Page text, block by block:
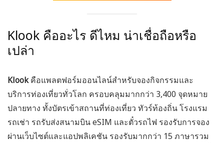
Klook คืออะไร ดีไหม น่าเชื่อถือหรือ
เปล่า
Klookคือแพลตฟอร์มออนไลน์สำหรับจองกิจกรรมและ
บริการท่องเที่ยวทั่วโลก ครอบคลุมมากกว่า 3,400 จุดหมาย
ปลายทาง ทั้งบัตรเข้าสถานที่ท่องเที่ยว ทัวร์ท้องถิ่น โรงแรม
รถเช่า รถรับส่งสนามบิน eSIM และตั๋วรถไฟ รองรับการจอง
ผ่านเว็บไซต์และแอปพลิเคชัน รองรับมากกว่า 15 ภาษารวม